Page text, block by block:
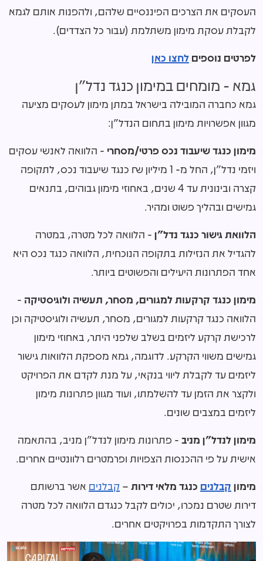
העסקים את הצרכים הפיננסיים שלהם, ולהפנות אותם לגמא
לקבלת עסקת מימון משתלמת (עבור כל הצדדים).
לפרטים נוספים לחצו כאן
גמא - מומחים במימון כנגד נדל"ן
גמא כחברה המובילה בישראל במתן מימון לעסקים מציעה
מגוון אפשרויות מימון בתחום הנדל"ן:
מימון כנגד שיעבוד נכס פרטי/מסחרי - הלוואה לאנשי עסקים
ויזמי נדל"ן, החל מ- 1 מיליון ₪ כנגד שיעבוד נכס, לתקופה
קצרה ובינונית עד 4 שנים, באחוזי מימון גבוהים, בתנאים
גמישים ובהליך פשוט ומהיר.
הלוואת גישור כנגד נדל"ן - הלוואה לכל מטרה, במטרה
להגדיל את הנזילות בתקופה הנוכחית, הלוואה כנגד נכס היא
אחד הפתרונות היעילים והפשוטים ביותר.
מימון כנגד קרקעות למגורים, מסחר, תעשיה ולוגיסטיקה -
הלוואה כנגד קרקעות למגורים, מסחר, תעשיה ולוגיסטיקה וכן
לרכישת קרקע ליזמים בשלב שלפני היתר, באחוזי מימון
גמישים משווי הקרקע. לדוגמה, גמא מספקת הלוואות גישור
ליזמים עד לקבלת ליווי בנקאי, על מנת לקדם את הפרויקט
ולקצר את הזמן עד להשלמתו, ועוד מגוון פתרונות מימון
ליזמים במצבים שונים.
מימון לנדל"ן מניב - פתרונות מימון לנדל"ן מניב, בהתאמה
אישית על פי ההכנסות הצפויות ופרמטרים רלוונטיים אחרים.
מימון קבלנים כנגד מלאי דירות – קבלנים אשר ברשותם
דירות שטרם נמכרו, יכולים לקבל כנגדם הלוואה לכל מטרה
לצורך התקדמות בפרויקטים אחרים.